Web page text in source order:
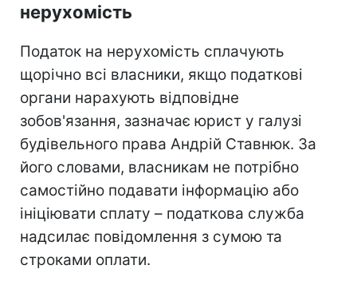
нерухомість
Податок на нерухомість сплачують
щорічно всі власники, якщо податкові
органи нарахують відповідне
зобов'язання, зазначає юрист у галузі
будівельного права Андрій Ставнюк. За
його словами, власникам не потрібно
самостійно подавати інформацію або
ініціювати сплату – податкова служба
надсилає повідомлення з сумою та
строками оплати.